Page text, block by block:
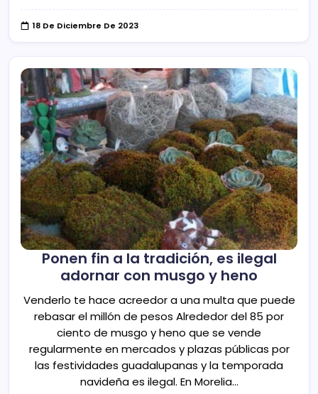
18 De Diciembre De 2023
Ponen fin a la tradición, es ilegal
adornar con musgo y heno
Venderlo te hace acreedor a una multa que puede
rebasar el millón de pesos Alrededor del 85 por
ciento de musgo y heno que se vende
regularmente en mercados y plazas públicas por
las festividades guadalupanas y la temporada
navideña es ilegal. En Morelia…